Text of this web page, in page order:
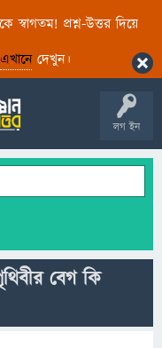
স্বাগতম! প্রশ্ন-উত্তর দিয়ে
এখানেদেখুন।
লগ ইন
বেগ কি